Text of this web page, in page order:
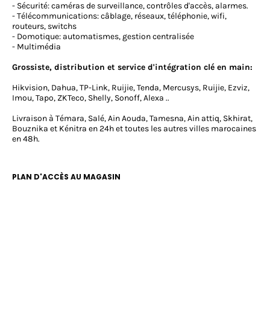
- Sécurité: caméras de surveillance, contrôles d'accès, alarmes.
- Télécommunications: câblage, réseaux, téléphonie, wifi,
routeurs, switchs
- Domotique: automatismes, gestion centralisée
- Multimédia
Grossiste, distribution et service d'intégration clé en main:
Hikvision, Dahua, TP-Link, Ruijie, Tenda, Mercusys, Ruijie, Ezviz,
Imou, Tapo, ZKTeco, Shelly, Sonoff, Alexa ..
Livraison à Témara, Salé, Ain Aouda, Tamesna, Ain attiq, Skhirat,
Bouznika et Kénitra en 24h et toutes les autres villes marocaines
en 48h.
PLAN D'ACCÈS AU MAGASIN